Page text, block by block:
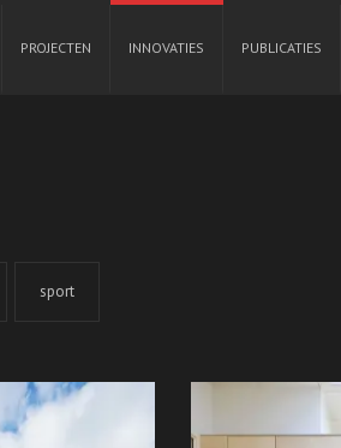
PROJECTEN INNOVATIES PUBLICATIES
sport